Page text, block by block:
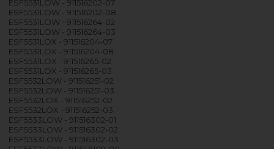
ESF5531LOW - 911516202-07
ESF5531LOW - 911516202-08
ESF5531LOW - 911516264-02
ESF5531LOW - 911516264-03
ESF5531LOX - 911516204-07
ESF5531LOX - 911516204-08
ESF5531LOX - 911516265-02
ESF5531LOX - 911516265-03
ESF5532LOW - 911516251-02
ESF5532LOW - 911516251-03
ESF5532LOX - 911516252-02
ESF5532LOX - 911516252-03
ESF5533LOW - 911516302-01
ESF5533LOW - 911516302-02
ESF5533LOW - 911516302-03